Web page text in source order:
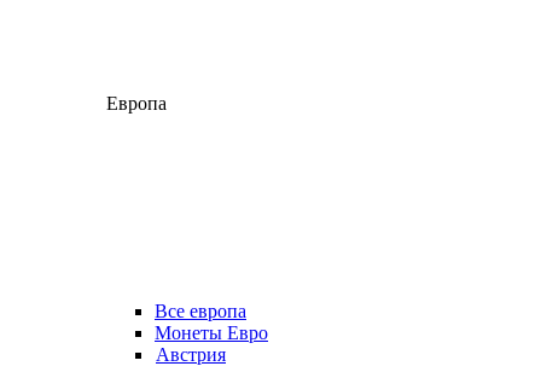
Европа
Все европа
Монеты Евро
Австрия